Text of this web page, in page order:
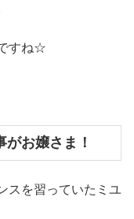
すね☆
お嬢さま！
スを習っていたミユ